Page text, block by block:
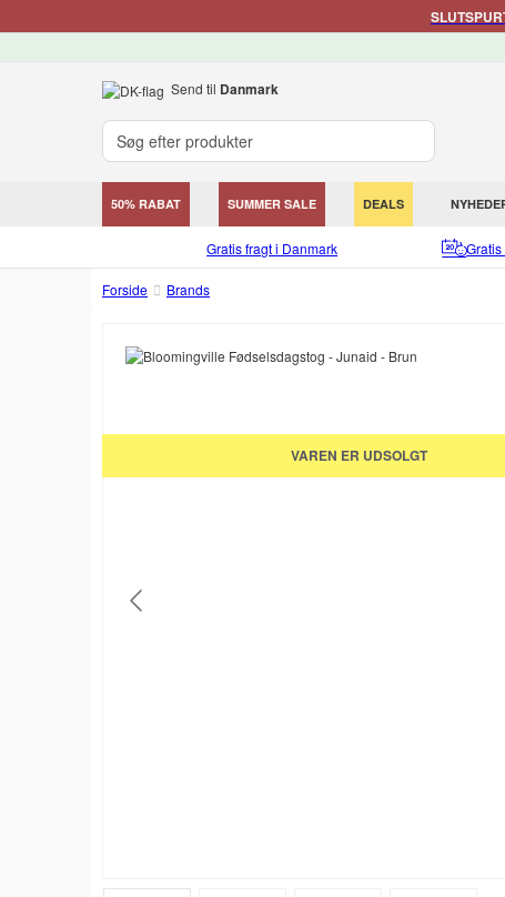
Send til Danmark
50% RABAT SUMMER SALE DEALS
Gratis fragt i Danmark
Forside Brands
VAREN ER UDSOLGT